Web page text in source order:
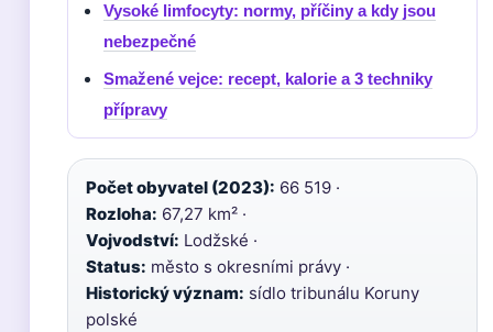
Vysoké limfocyty: normy, příčiny a kdy jsou
nebezpečné
Smažené vejce: recept, kalorie a 3 techniky
přípravy
Počet obyvatel (2023): 66 519 ·
Rozloha: 67,27 km² ·
Vojvodství: Lodžské ·
Status: město s okresními právy ·
Historický význam: sídlo tribunálu Koruny
polské